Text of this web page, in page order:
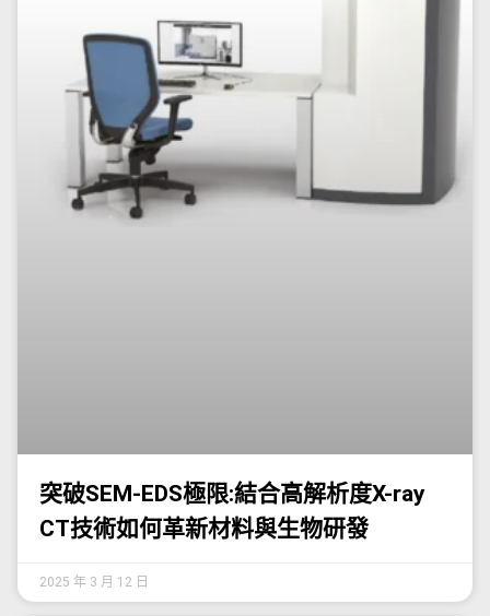
突破SEM-EDS極限:結合高解析度X-ray
CT技術如何革新材料與生物研發
2025 年 3 月 12 日